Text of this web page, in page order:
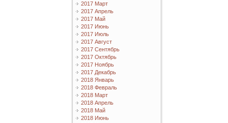
2017 Март
2017 Апрель
2017 Май
2017 Июнь
2017 Июль
2017 Август
2017 Сентябрь
2017 Октябрь
2017 Ноябрь
2017 Декабрь
2018 Январь
2018 Февраль
2018 Март
2018 Апрель
2018 Май
2018 Июнь